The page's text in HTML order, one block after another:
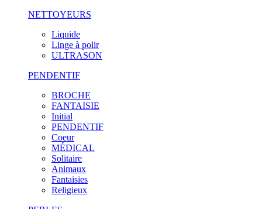
NETTOYEURS
Liquide
Linge à polir
ULTRASON
PENDENTIF
BROCHE
FANTAISIE
Initial
PENDENTIF
Coeur
MÉDICAL
Solitaire
Animaux
Fantaisies
Religieux